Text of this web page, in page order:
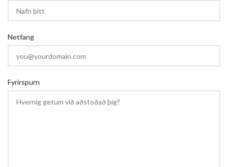
Netfang
Fyrirspurn